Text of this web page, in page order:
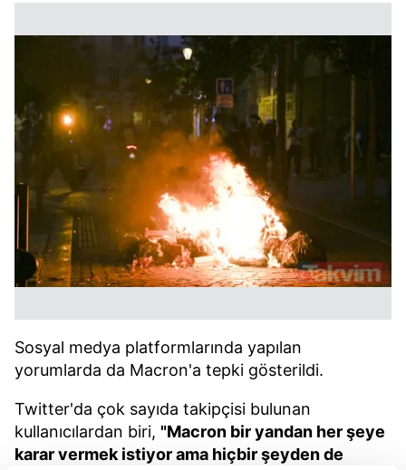
Sosyal medya platformlarında yapılan
yorumlarda da Macron'a tepki gösterildi.
Twitter'da çok sayıda takipçisi bulunan
kullanıcılardan biri, "Macron bir yandan her şeye
karar vermek istiyor ama hiçbir şeyden de